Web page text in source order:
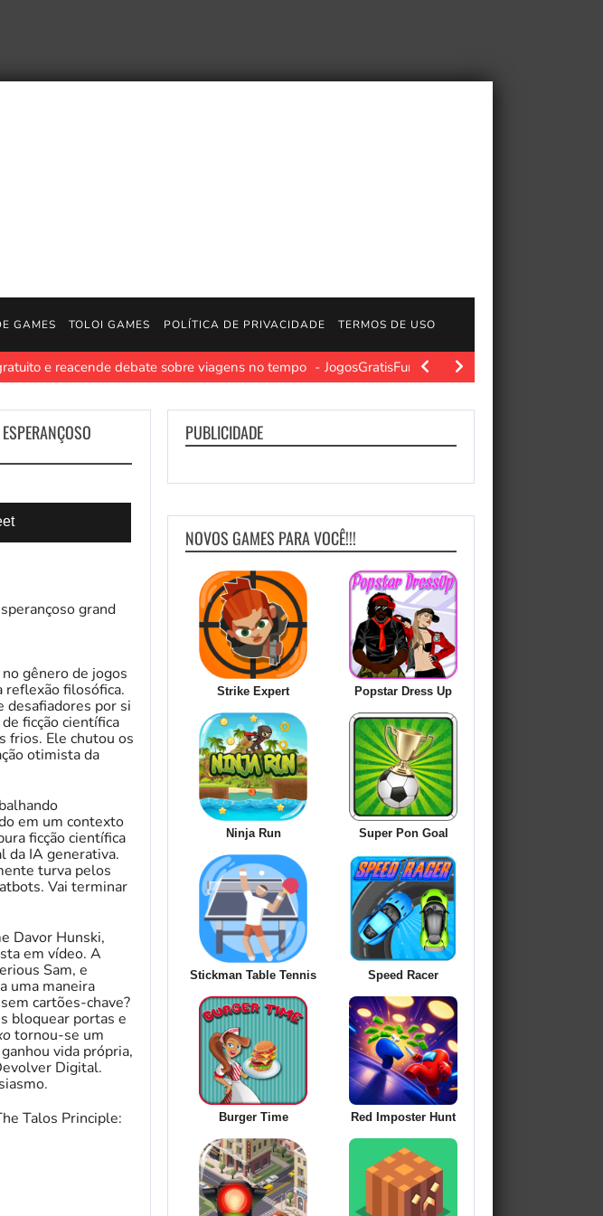
GAMES TOLOI GAMES POLÍTICA DE PRIVACIDADE TERMOS DE USO
e reacende debate sobre viagens no tempo JogosGratisFun. Quase três anos antes de
gênero de jogos
reflexão filosófica.
desafiadores por si
ficção científica
frios. Ele chutou os
otimista da
em um contexto
ficção científica
da IA ​​generativa.
turva pelos
Vai terminar
Davor Hunski,
em vídeo. A
Sam, e
uma maneira
cartões-chave?
bloquear portas e
tornou-se um
vida própria,
Digital.
PUBLICIDADE
NOVOS GAMES PARA VOCÊ!!!
Strike Expert Popstar Dress Up
Ninja Run Super Pon Goal
Stickman Table Tennis Speed Racer
Burger Time Red Imposter Hunt